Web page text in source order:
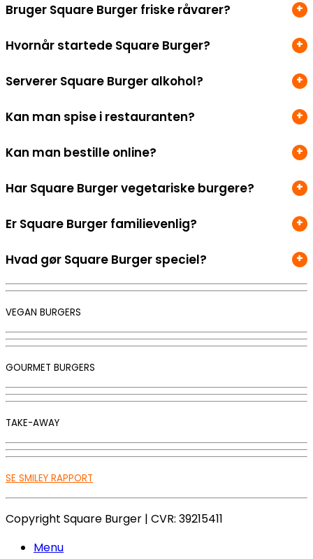
Bruger Square Burger friske råvarer?
Hvornår startede Square Burger?
Serverer Square Burger alkohol?
Kan man spise i restauranten?
Kan man bestille online?
Har Square Burger vegetariske burgere?
Er Square Burger familievenlig?
Hvad gør Square Burger speciel?
VEGAN BURGERS
GOURMET BURGERS
TAKE-AWAY
SE SMILEY RAPPORT
Copyright Square Burger | CVR: 39215411
Menu